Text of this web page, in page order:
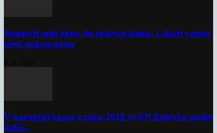
Netopýři míří okny do českých ložnic. Lékaři varují
před pokousáním
V korupční kauze z roku 2018 ve FN Bulovka padly
další...